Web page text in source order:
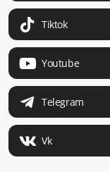
Tiktok
Youtube
Telegram
Vk